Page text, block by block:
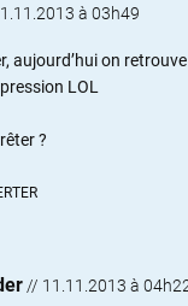
à 03h49
aujourd’hui on
LOL
?
// 11.11.2013 à